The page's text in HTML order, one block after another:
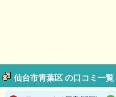
仙台市青葉区 の口コミ一覧